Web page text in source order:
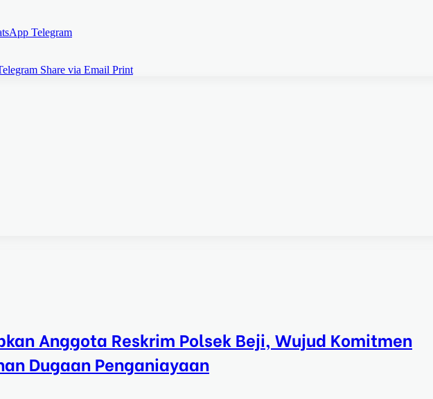
Telegram
Share via Email Print
Anggota Reskrim Polsek Beji, Wujud Komitmen
Dugaan Penganiayaan